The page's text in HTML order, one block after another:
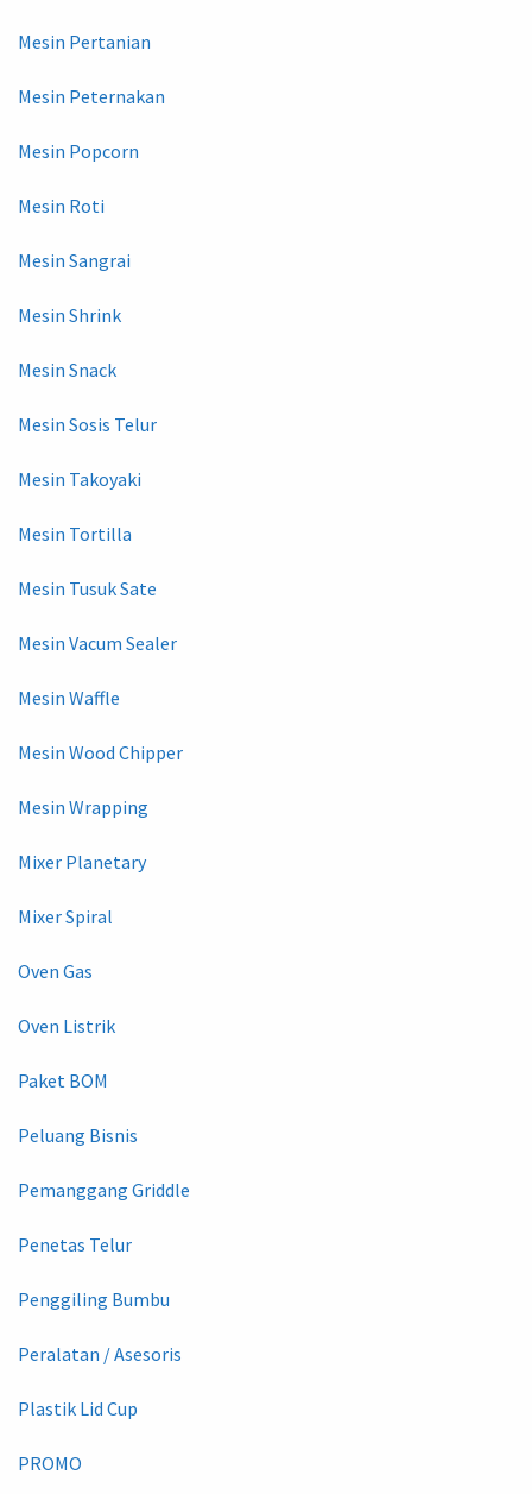
Mesin Pertanian
Mesin Peternakan
Mesin Popcorn
Mesin Roti
Mesin Sangrai
Mesin Shrink
Mesin Snack
Mesin Sosis Telur
Mesin Takoyaki
Mesin Tortilla
Mesin Tusuk Sate
Mesin Vacum Sealer
Mesin Waffle
Mesin Wood Chipper
Mesin Wrapping
Mixer Planetary
Mixer Spiral
Oven Gas
Oven Listrik
Paket BOM
Peluang Bisnis
Pemanggang Griddle
Penetas Telur
Penggiling Bumbu
Peralatan / Asesoris
Plastik Lid Cup
PROMO